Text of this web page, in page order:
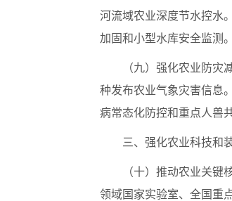
河流域农业深度节水控水
加固和小型水库安全监测
（九）强化农业防
种发布农业气象灾害信息
病常态化防控和重点人兽
三、强化农业科技和
（十）推动农业关
领域国家实验室、全国重